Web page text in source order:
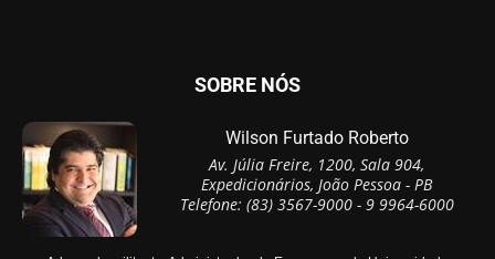
SOBRE NÓS
Wilson Furtado Roberto
Av. Júlia Freire, 1200, Sala 904,
Expedicionários, João Pessoa - PB
Telefone: (83) 3567-9000 - 9 9964-6000